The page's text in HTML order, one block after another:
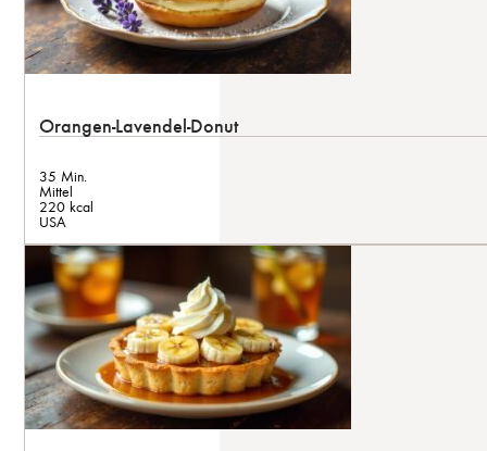
Orangen-Lavendel-Donut
35 Min.
Mittel
220 kcal
USA